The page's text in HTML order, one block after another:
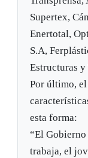
Supertex,
Enertotal,
S.A,
Estructuras
Por último,
esta forma:
“El
trabaja, el